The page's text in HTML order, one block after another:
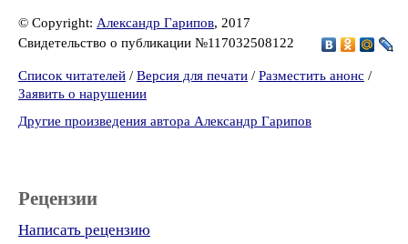
© Copyright: Александр Гарипов, 2017
Свидетельство о публикации №117032508122
Список читателей / Версия для печати / Разместить анонс /
Заявить о нарушении
Другие произведения автора Александр Гарипов
Рецензии
Написать рецензию